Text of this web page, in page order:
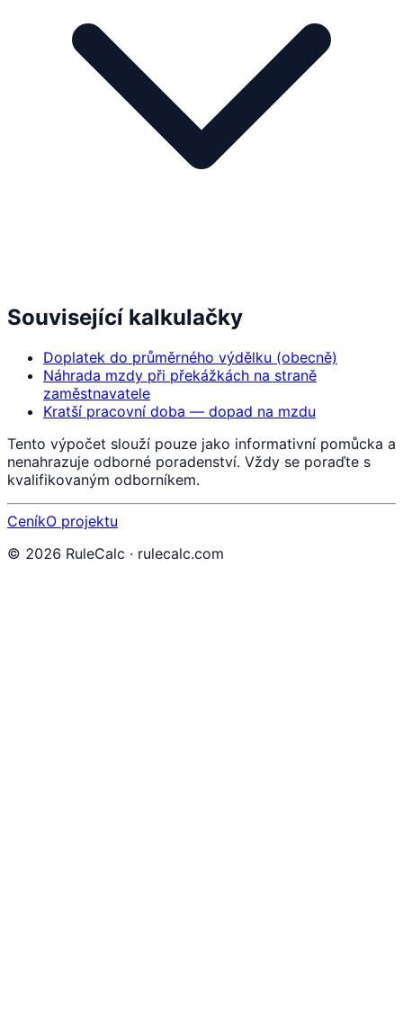
Související kalkulačky
Doplatek do průměrného výdělku (obecně)
Náhrada mzdy při překážkách na straně
zaměstnavatele
Kratší pracovní doba — dopad na mzdu
Tento výpočet slouží pouze jako informativní pomůcka a
nenahrazuje odborné poradenství. Vždy se poraďte s
kvalifikovaným odborníkem.
CeníkO projektu
© 2026 RuleCalc · rulecalc.com